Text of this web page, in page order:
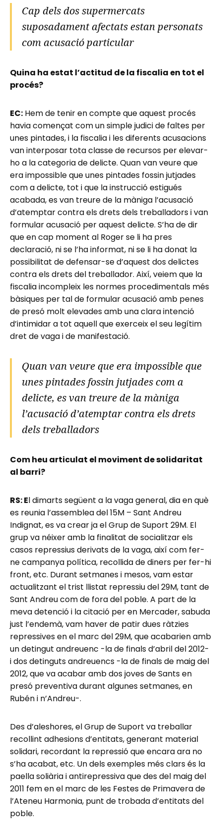
Cap dels dos supermercats
suposadament afectats estan personats
com acusació particular
Quina ha estat l’actitud de la fiscalia en tot el
procés?
EC: Hem de tenir en compte que aquest procés
havia començat com un simple judici de faltes per
unes pintades, i la fiscalia i les diferents acusacions
van interposar tota classe de recursos per elevar-
ho a la categoria de delicte. Quan van veure que
era impossible que unes pintades fossin jutjades
com a delicte, tot i que la instrucció estigués
acabada, es van treure de la màniga l’acusació
d’atemptar contra els drets dels treballadors i van
formular acusació per aquest delicte. S’ha de dir
que en cap moment al Roger se li ha pres
declaració, ni se l’ha informat, ni se li ha donat la
possibilitat de defensar-se d’aquest dos delictes
contra els drets del treballador. Així, veiem que la
fiscalia incompleix les normes procedimentals més
bàsiques per tal de formular acusació amb penes
de presó molt elevades amb una clara intenció
d’intimidar a tot aquell que exerceix el seu legítim
dret de vaga i de manifestació.
Quan van veure que era impossible que
unes pintades fossin jutjades com a
delicte, es van treure de la màniga
l’acusació d’atemptar contra els drets
dels treballadors
Com heu articulat el moviment de solidaritat
al barri?
RS: El dimarts següent a la vaga general, dia en què
es reunia l’assemblea del 15M – Sant Andreu
Indignat, es va crear ja el Grup de Suport 29M. El
grup va néixer amb la finalitat de socialitzar els
casos repressius derivats de la vaga, així com fer-
ne campanya política, recollida de diners per fer-hi
front, etc. Durant setmanes i mesos, vam estar
actualitzant el trist llistat repressiu del 29M, tant de
Sant Andreu com de fora del poble. A part de la
meva detenció i la citació per en Mercader, sabuda
just l’endemà, vam haver de patir dues ràtzies
repressives en el marc del 29M, que acabarien amb
un detingut andreuenc -la de finals d’abril del 2012-
i dos detinguts andreuencs -la de finals de maig del
2012, que va acabar amb dos joves de Sants en
presó preventiva durant algunes setmanes, en
Rubén i n’Andreu-.
Des d’aleshores, el Grup de Suport va treballar
recollint adhesions d’entitats, generant material
solidari, recordant la repressió que encara ara no
s’ha acabat, etc. Un dels exemples més clars és la
paella soliària i antirepressiva que des del maig del
2011 fem en el marc de les Festes de Primavera de
l’Ateneu Harmonia, punt de trobada d’entitats del
poble.